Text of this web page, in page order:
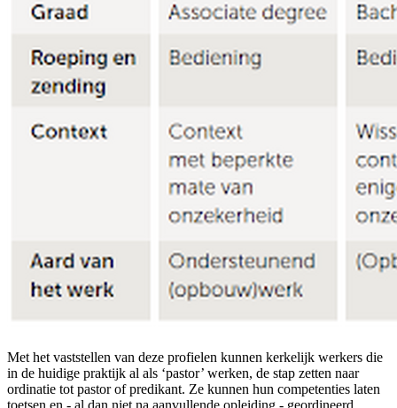
Met het vaststellen van deze profielen kunnen kerkelijk werkers die
in de huidige praktijk al als ‘pastor’ werken, de stap zetten naar
ordinatie tot pastor of predikant. Ze kunnen hun competenties laten
toetsen en - al dan niet na aanvullende opleiding - geordineerd